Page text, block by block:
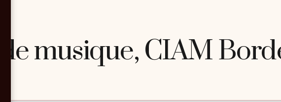
musique, CIAM